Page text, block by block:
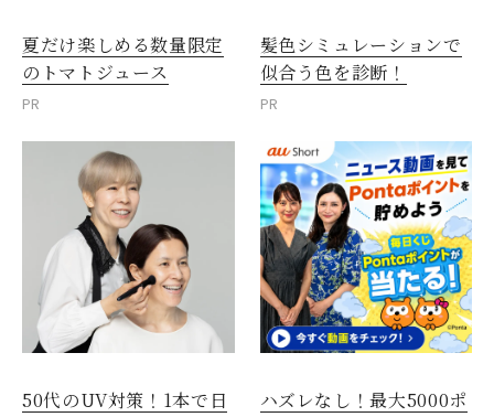
夏だけ楽しめる数量限定
のトマトジュース
PR
髪色シミュレーションで
似合う色を診断！
PR
50代のUV対策！1本で日
ハズレなし！最大5000ポ